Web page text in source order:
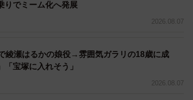
でミーム化へ発展
2026.08.07
綾瀬はるかの娘役→雰囲気ガラリの18歳に成
宝塚に入れそう」
2026.08.07